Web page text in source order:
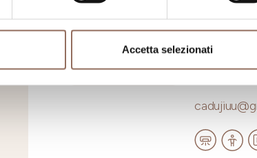
Accetta selezionati
CA
LOCALITA'